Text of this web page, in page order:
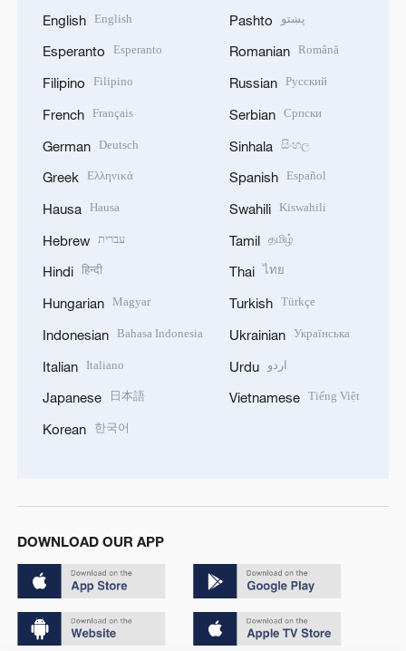
English English
Esperanto Esperanto
Filipino Filipino
French Français
German Deutsch
Greek Ελληνικά
Hausa Hausa
Hebrew עברית
Hindi हिन्दी
Hungarian Magyar
Indonesian Bahasa Indonesia
Italian Italiano
Japanese 日本語
Korean 한국어
Pashto پښتو
Romanian Română
Russian Русский
Serbian Српски
Sinhala සිංහල
Spanish Español
Swahili Kiswahili
Tamil தமிழ்
Thai ไทย
Turkish Türkçe
Ukrainian Українська
Urdu اردو
Vietnamese Tiếng Việt
DOWNLOAD OUR APP